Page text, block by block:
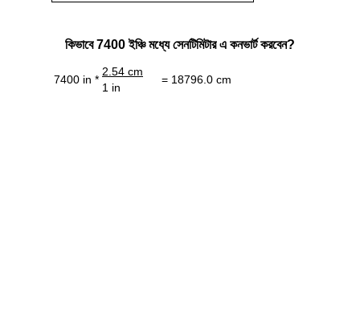
কিভাবে 7400 ইঞ্চি মধ্যে সেনটিমিটার এ কনভার্ট করবেন?
7400 in *
2.54 cm
= 18796.0 cm
1 in